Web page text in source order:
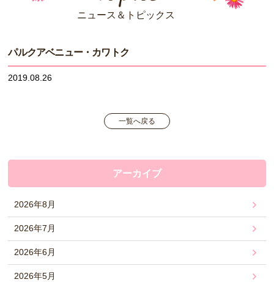
ニュース＆トピックス
パルクアベニュー・カワトク
2019.08.26
一覧へ戻る
アーカイブ
2026年8月
2026年7月
2026年6月
2026年5月